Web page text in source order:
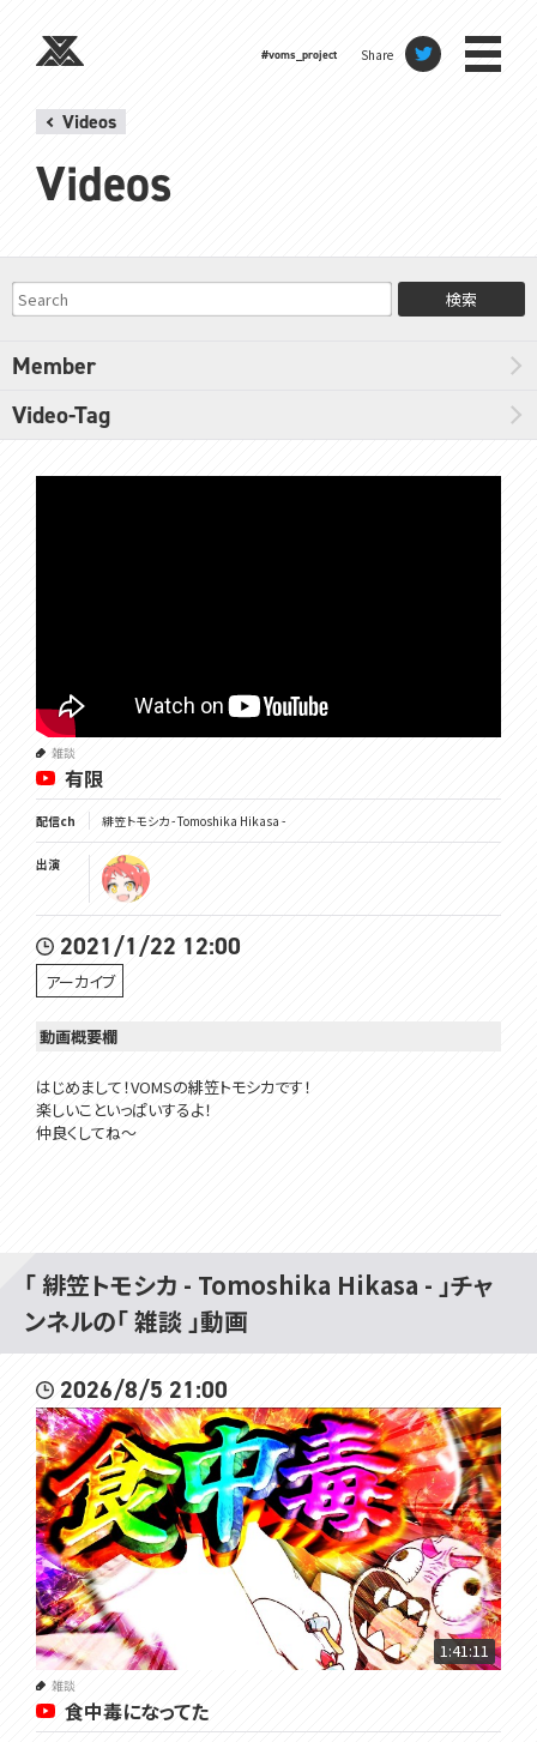
#voms_project Share
Videos
Videos
検索
Member
Video-Tag
雑談
有限
配信ch 緋笠トモシカ - Tomoshika Hikasa -
出演
2021/1/22 12:00
アーカイブ
動画概要欄
はじめまして！VOMSの緋笠トモシカです！
楽しいこといっぱいするよ！
仲良くしてね～
▽チャンネル登録よろしくね
https://www.youtube.com/channel/UC3vzVK_N_SUVKqbX69L_X4
g
▽ツイッターはここ
https://twitter.com/Tomoshika_H
▽公式サイト
https://voms.net/
#トモしび
「 緋笠トモシカ - Tomoshika Hikasa - 」チャ
ンネルの「 雑談 」動画
2026/8/5 21:00
1:41:11
雑談
食中毒になってた